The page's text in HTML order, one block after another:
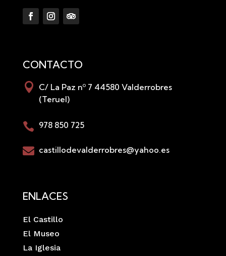
CONTACTO
 C/ La Paz nº 7 44580 Valderrobres
(Teruel)
 978 850 725
 castillodevalderrobres@yahoo.es
ENLACES
El Castillo
El Museo
La Iglesia